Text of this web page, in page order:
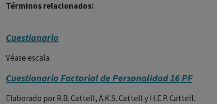
Términos relacionados:
Cuestionario
Véase escala.
Cuestionario Factorial de Personalidad 16 PF
Elaborado por R.B. Cattell, A.K.S. Cattell y H.E.P. Cattell.